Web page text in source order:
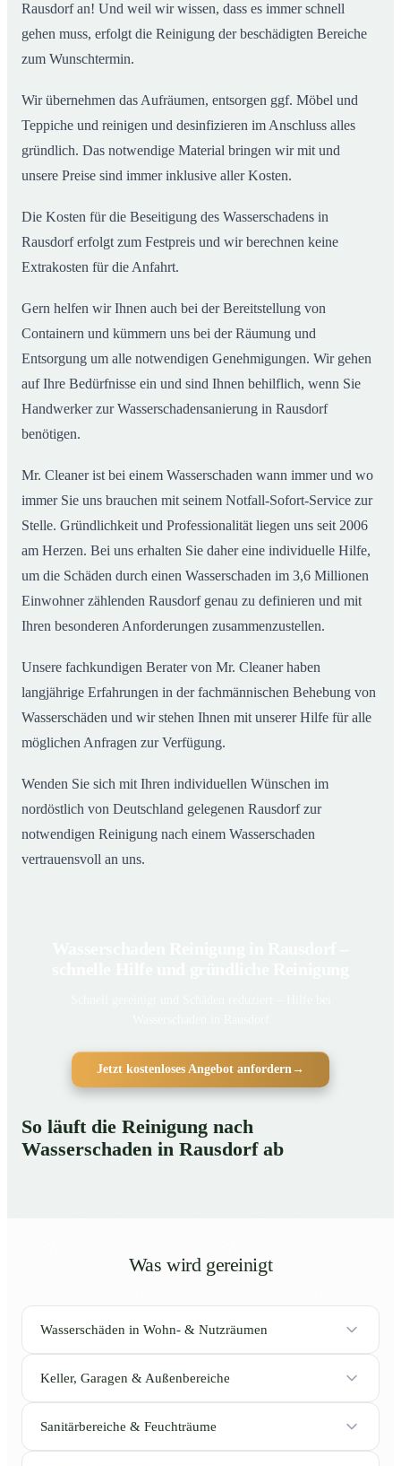
Rausdorf an! Und weil wir wissen, dass es immer schnell
gehen muss, erfolgt die Reinigung der beschädigten Bereiche
zum Wunschtermin.
Wir übernehmen das Aufräumen, entsorgen ggf. Möbel und
Teppiche und reinigen und desinfizieren im Anschluss alles
gründlich. Das notwendige Material bringen wir mit und
unsere Preise sind immer inklusive aller Kosten.
Die Kosten für die Beseitigung des Wasserschadens in
Rausdorf erfolgt zum Festpreis und wir berechnen keine
Extrakosten für die Anfahrt.
Gern helfen wir Ihnen auch bei der Bereitstellung von
Containern und kümmern uns bei der Räumung und
Entsorgung um alle notwendigen Genehmigungen. Wir gehen
auf Ihre Bedürfnisse ein und sind Ihnen behilflich, wenn Sie
Handwerker zur Wasserschadensanierung in Rausdorf
benötigen.
Mr. Cleaner ist bei einem Wasserschaden wann immer und wo
immer Sie uns brauchen mit seinem Notfall-Sofort-Service zur
Stelle. Gründlichkeit und Professionalität liegen uns seit 2006
am Herzen. Bei uns erhalten Sie daher eine individuelle Hilfe,
um die Schäden durch einen Wasserschaden im 3,6 Millionen
Einwohner zählenden Rausdorf genau zu definieren und mit
Ihren besonderen Anforderungen zusammenzustellen.
Unsere fachkundigen Berater von Mr. Cleaner haben
langjährige Erfahrungen in der fachmännischen Behebung von
Wasserschäden und wir stehen Ihnen mit unserer Hilfe für alle
möglichen Anfragen zur Verfügung.
Wenden Sie sich mit Ihren individuellen Wünschen im
nordöstlich von Deutschland gelegenen Rausdorf zur
notwendigen Reinigung nach einem Wasserschaden
vertrauensvoll an uns.
Jetzt kostenloses Angebot anfordern→
So läuft die Reinigung nach
Wasserschaden in Rausdorf ab
Was wird gereinigt
Wasserschäden in Wohn- & Nutzräumen
Keller, Garagen & Außenbereiche
Sanitärbereiche & Feuchträume